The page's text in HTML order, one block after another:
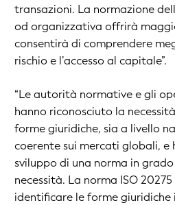
transazioni. La normazione
od organizzativa offrirà
consentirà di comprendere
rischio e l’accesso al capitale”.
“Le autorità normative e gli
hanno riconosciuto la
forme giuridiche, sia a livello
coerente sui mercati globali, e
sviluppo di una norma in
necessità. La norma ISO
identificare le forme